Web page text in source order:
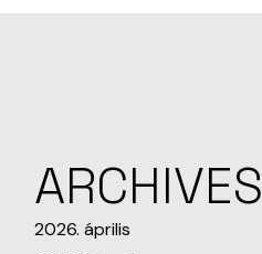
ARCHIVES
2026. április